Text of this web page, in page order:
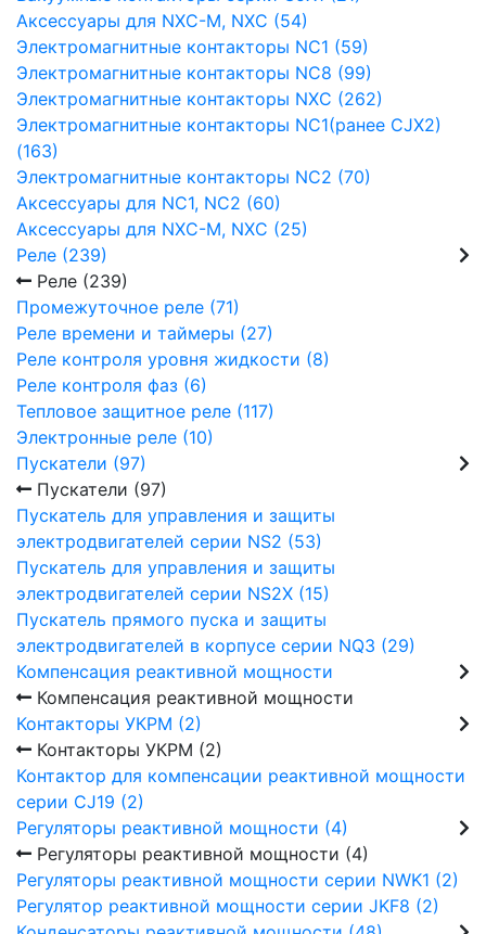
Аксессуары для NXC-M, NXC (54)
Электромагнитные контакторы NC1 (59)
Электромагнитные контакторы NC8 (99)
Электромагнитные контакторы NXC (262)
Электромагнитные контакторы NC1(ранее CJX2)
(163)
Электромагнитные контакторы NC2 (70)
Аксессуары для NC1, NC2 (60)
Аксессуары для NXC-M, NXC (25)
Реле (239)
Реле (239)
Промежуточное реле (71)
Реле времени и таймеры (27)
Реле контроля уровня жидкости (8)
Реле контроля фаз (6)
Тепловое защитное реле (117)
Электронные реле (10)
Пускатели (97)
Пускатели (97)
Пускатель для управления и защиты
электродвигателей серии NS2 (53)
Пускатель для управления и защиты
электродвигателей серии NS2X (15)
Пускатель прямого пуска и защиты
электродвигателей в корпусе серии NQ3 (29)
Компенсация реактивной мощности
Компенсация реактивной мощности
Контакторы УКРМ (2)
Контакторы УКРМ (2)
Контактор для компенсации реактивной мощности
серии CJ19 (2)
Регуляторы реактивной мощности (4)
Регуляторы реактивной мощности (4)
Регуляторы реактивной мощности серии NWK1 (2)
Регулятор реактивной мощности серии JKF8 (2)